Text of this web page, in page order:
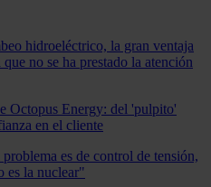
hidroeléctrico, la gran ventaja
no se ha prestado la atención
Octopus Energy: del 'pulpito'
en el cliente
es de control de tensión,
es la nuclear"